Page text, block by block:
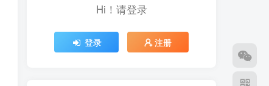
Hi！请登录
登录 注册